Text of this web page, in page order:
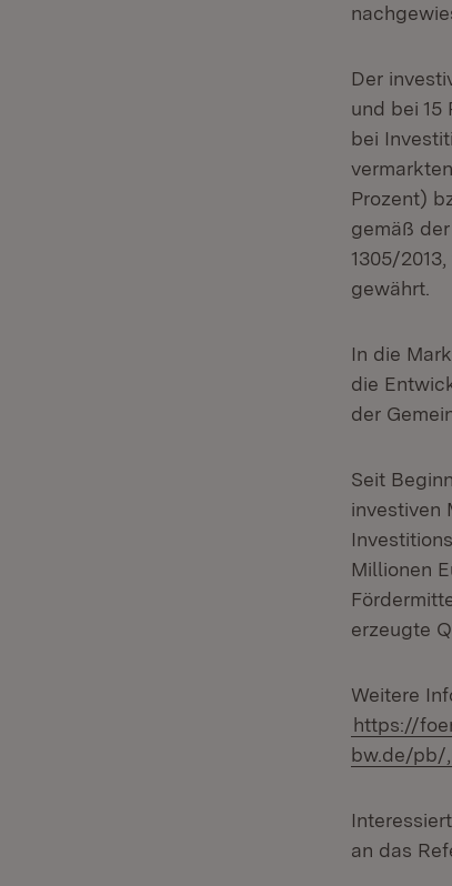
Der
und bei 15
bei
Prozent)
gemäß
1305/
gewährt.
In die
die
der
Seit
investiven
Millionen
erzeugte
Weitere
https://
bw.de/pb/
an das